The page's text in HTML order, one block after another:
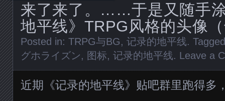
来了来了。……于是又随手
地平线》TRPG风格的头像
Posted in: TRPG与BG, 记录的地平线.
グホライズン, 图标, 记录的地平线. Leave a
近期《记录的地平线》贴吧群里跑得多